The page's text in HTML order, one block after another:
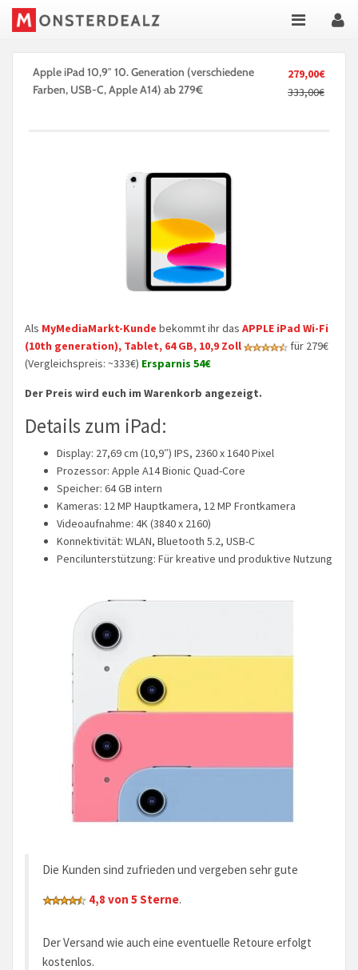
279,00€
333,00€
Apple iPad 10,9″ 10. Generation (verschiedene
Farben, USB-C, Apple A14) ab 279€
Als MyMediaMarkt-Kunde bekommt ihr das APPLE iPad Wi-Fi
(10th generation), Tablet, 64 GB, 10,9 Zoll
für 279€
(Vergleichspreis: ~333€) Ersparnis 54€
Der Preis wird euch im Warenkorb angezeigt.
Details zum iPad:
Display: 27,69 cm (10,9″) IPS, 2360 x 1640 Pixel
Prozessor: Apple A14 Bionic Quad-Core
Speicher: 64 GB intern
Kameras: 12 MP Hauptkamera, 12 MP Frontkamera
Videoaufnahme: 4K (3840 x 2160)
Konnektivität: WLAN, Bluetooth 5.2, USB-C
Pencilunterstützung: Für kreative und produktive Nutzung
Die Kunden sind zufrieden und vergeben sehr gute
4,8 von 5 Sterne.
Der Versand wie auch eine eventuelle Retoure erfolgt
kostenlos.